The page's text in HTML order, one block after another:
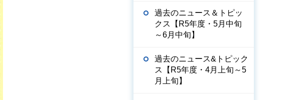
過去のニュース＆トピッ
クス【R5年度・5月中旬
～6月中旬】
過去のニュース&トピック
ス【R5年度・4月上旬～5
月上旬】